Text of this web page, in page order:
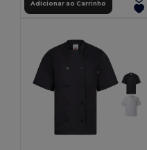
Adicionar ao Carrinho